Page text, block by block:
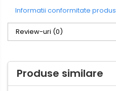
Informatii conformitate produs
Review-uri (0)
Produse similare